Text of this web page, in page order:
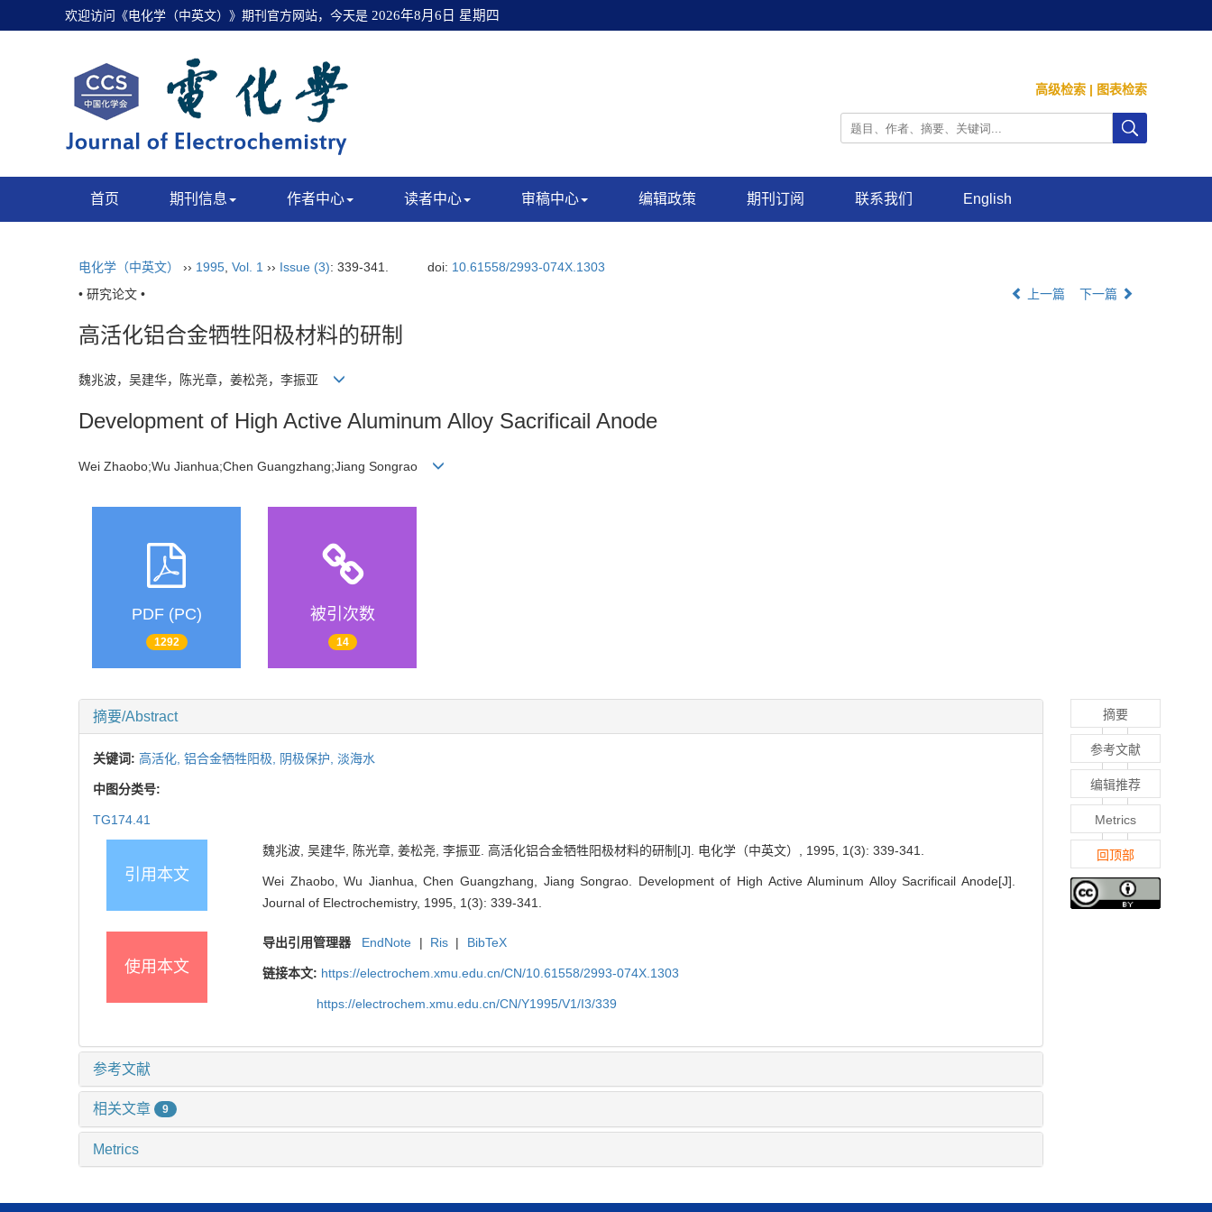
欢迎访问《电化学（中英文）》期刊官方网站，今天是 2026年8月6日 星期四
高级检索 | 图表检索
首页 期刊信息 作者中心 读者中心 审稿中心 编辑政策 期刊订阅 联系我们 English
电化学（中英文） ›› 1995 Vol. 1 ›› Issue (3): 339-341. doi: 10.61558/2993-074X.1303
• 研究论文 •
上一篇 下一篇
高活化铝合金牺牲阳极材料的研制
魏兆波，吴建华，陈光章，姜松尧，李振亚
Development of High Active Aluminum Alloy Sacrificail Anode
Wei Zhaobo;Wu Jianhua;Chen Guangzhang;Jiang Songrao
PDF (PC)
1292
被引次数
14
摘要/Abstract
关键词: 高活化, 铝合金牺牲阳极, 阴极保护, 淡海水
中图分类号:
TG174.41
引用本文
魏兆波, 吴建华, 陈光章, 姜松尧, 李振亚. 高活化铝合金牺牲阳极材料的研制[J]. 电化学（中英文）, 1995, 1(3): 339-341.
Wei Zhaobo, Wu Jianhua, Chen Guangzhang, Jiang Songrao. Development of High Active Aluminum Alloy Sacrificail Anode[J].
Journal of Electrochemistry, 1995, 1(3): 339-341.
使用本文
导出引用管理器 EndNote | Ris | BibTeX
链接本文: https://electrochem.xmu.edu.cn/CN/10.61558/2993-074X.1303
https://electrochem.xmu.edu.cn/CN/Y1995/V1/I3/339
参考文献
相关文章 9
Metrics
摘要
参考文献
编辑推荐
Metrics
回顶部